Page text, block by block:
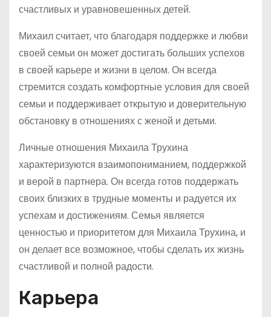
счастливых и уравновешенных детей.
Михаил считает, что благодаря поддержке и любви
своей семьи он может достигать больших успехов
в своей карьере и жизни в целом. Он всегда
стремится создать комфортные условия для своей
семьи и поддерживает открытую и доверительную
обстановку в отношениях с женой и детьми.
Личные отношения Михаила Трухина
характеризуются взаимопониманием, поддержкой
и верой в партнера. Он всегда готов поддержать
своих близких в трудные моменты и радуется их
успехам и достижениям. Семья является
ценностью и приоритетом для Михаила Трухина, и
он делает все возможное, чтобы сделать их жизнь
счастливой и полной радости.
Карьера